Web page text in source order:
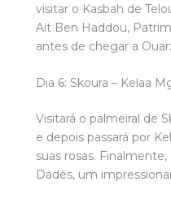
visitar o Kasbah de
Ait Ben Haddou,
antes de chegar a
Dia 6: Skoura – Kelaa
Visitará o palmeiral de
e depois passará por
suas rosas.
Dadès, um